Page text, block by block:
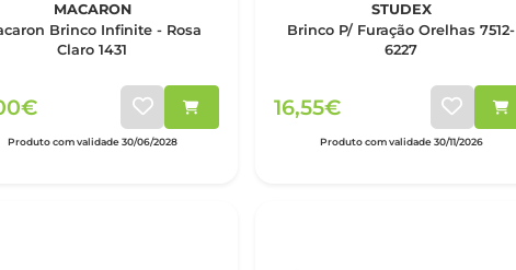
MACARON
Brinco Infinite - Rosa
Claro 1431
Produto com validade 30/06/2028
STUDEX
Brinco P/ Furação Orelhas 7512-
6227
16,55€
Produto com validade 30/11/2026